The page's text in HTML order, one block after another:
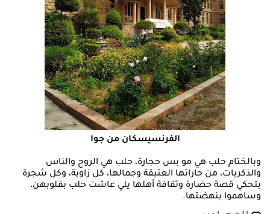
الفرنسيسكان من جوا
وبالختام حلب هي مو بس حجارة، حلب هي الروح والناس
والذكريات، من حاراتها العتيقة وجمالها، كل زاوية، وكل شجرة
بتحكي قصة حضارة وثقافة أهلها يلي عاشت حلب بقلوبهن،
وساهموا بنهضتها.